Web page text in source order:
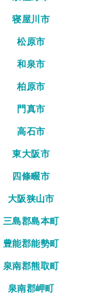
寝屋川市
松原市
和泉市
柏原市
門真市
高石市
東大阪市
四條畷市
大阪狭山市
三島郡島本町
豊能郡能勢町
泉南郡熊取町
泉南郡岬町